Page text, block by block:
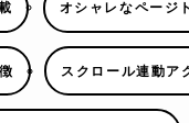
オシャレなページ
スクロール連動ア